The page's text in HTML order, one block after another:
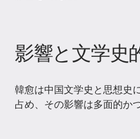
影響と文学史
韓愈は中国文学史と思想史
占め、その影響は多面的か